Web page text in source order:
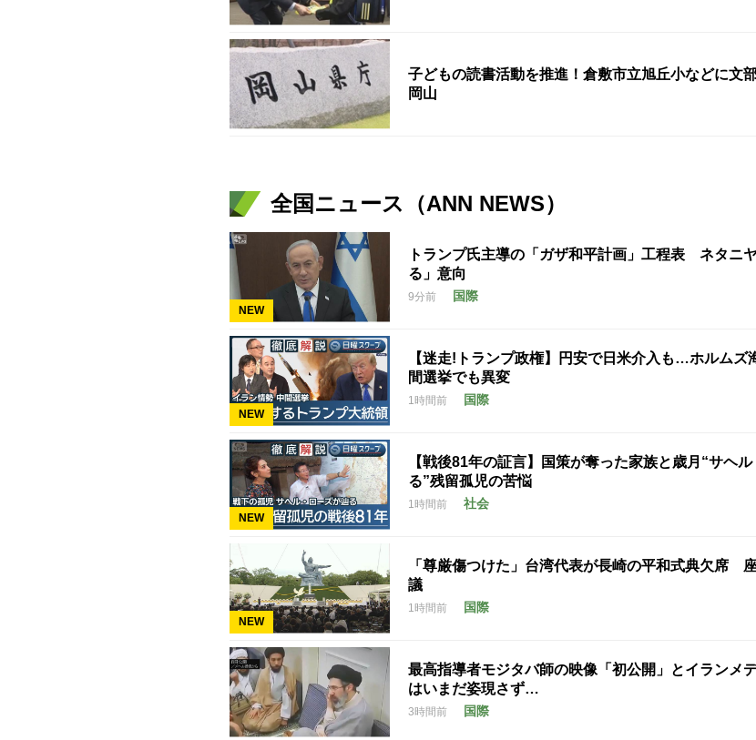
子どもの読書活動を推進！倉敷市立旭丘小などに文
岡山
全国ニュース（ANN NEWS）
NEW
トランプ氏主導の「ガザ和平計画」工程表 ネタニ
る」意向
9分前 国際
NEW
【迷走!トランプ政権】円安で日米介入も…ホルムズ
間選挙でも異変
1時間前 国際
NEW
【戦後81年の証言】国策が奪った家族と歳月“サヘ
る”残留孤児の苦悩
1時間前 社会
NEW
「尊厳傷つけた」台湾代表が長崎の平和式典欠席
議
1時間前 国際
最高指導者モジタバ師の映像「初公開」とイランメ
はいまだ姿現さず…
3時間前 国際